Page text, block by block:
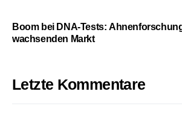
Boom bei DNA-Tests:
wachsenden Markt
Letzte Kommentare